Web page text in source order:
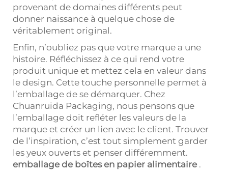
provenant de domaines différents peut
donner naissance à quelque chose de
véritablement original.
Enfin, n’oubliez pas que votre marque a une
histoire. Réfléchissez à ce qui rend votre
produit unique et mettez cela en valeur dans
le design. Cette touche personnelle permet à
l’emballage de se démarquer. Chez
Chuanruida Packaging, nous pensons que
l’emballage doit refléter les valeurs de la
marque et créer un lien avec le client. Trouver
de l’inspiration, c’est tout simplement garder
les yeux ouverts et penser différemment.
emballage de boîtes en papier alimentaire .